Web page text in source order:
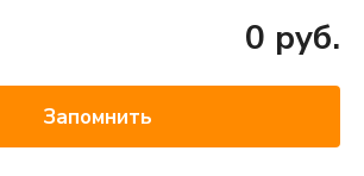
0 руб.
Запомнить